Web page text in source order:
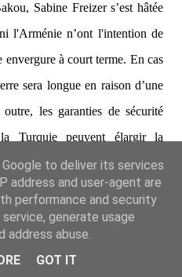
Sabine Freizer s’est hâtée
l'Arménie n’ont l'intention de
à court terme. En cas
sera longue en raison d’une
les garanties de sécurité
Turquie peuvent élargir la
base militaire russe de Gumri
vu que ces deux pays sont
et que l'Azerbaïdjan peut
elle a des liens ethniques,
to deliver its services
address and user-agent are
performance and security
generate usage
abuse.
GOT IT